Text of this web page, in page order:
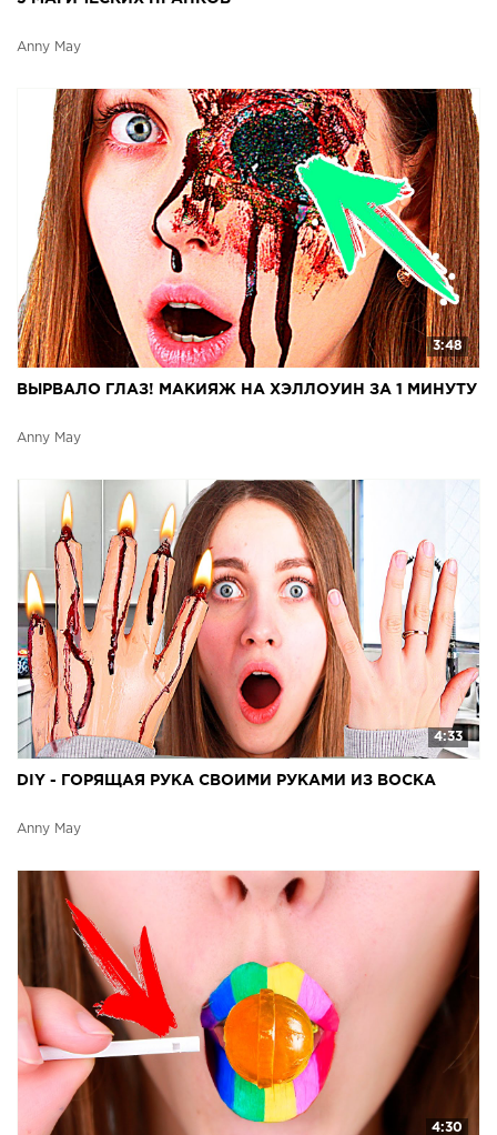
Anny May
3:48
ВЫРВАЛО ГЛАЗ! МАКИЯЖ НА ХЭЛЛОУИН ЗА 1 МИНУТУ
Anny May
4:33
DIY - ГОРЯЩАЯ РУКА СВОИМИ РУКАМИ ИЗ ВОСКА
Anny May
4:30